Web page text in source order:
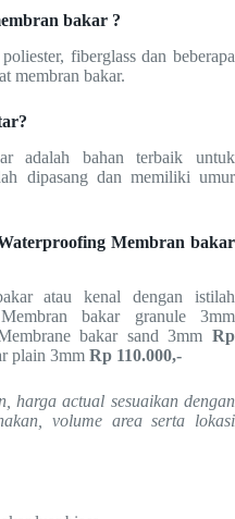
bakar ?
fiberglass dan beberapa
membran bakar.
adalah bahan terbaik untuk
dipasang dan memiliki umur
Membran bakar
atau kenal dengan istilah
bakar granule 3mm
bakar sand 3mm Rp
plain 3mm Rp 110.000,-
harga actual sesuaikan dengan
volume area serta lokasi